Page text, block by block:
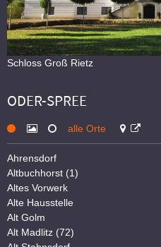
Schloss Groß Rietz
ODER-SPREE
alle Orte
Ahrensdorf
Altbuchhorst (1)
Altes Vorwerk
Alte Hausstelle
Alt Golm
Alt Madlitz (72)